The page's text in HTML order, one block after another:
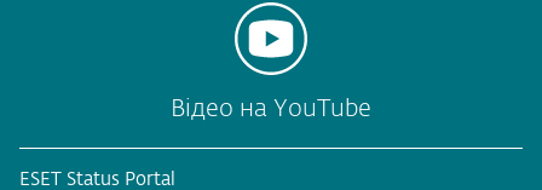
Відео на YouTube
ESET Status Portal